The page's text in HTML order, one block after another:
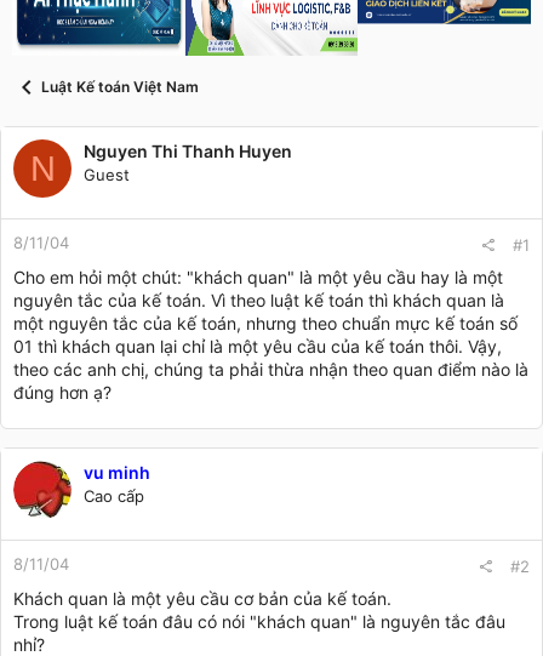
s
a
r
i
Luật Kế toán Việt Nam
N Nguyen Thi Thanh Huyen
Guest
8/11/04 #1
Cho em hỏi một chút: "khách quan" là một yêu cầu hay là một
nguyên tắc của kế toán. Vì theo luật kế toán thì khách quan là
một nguyên tắc của kế toán, nhưng theo chuẩn mực kế toán số
01 thì khách quan lại chỉ là một yêu cầu của kế toán thôi. Vậy,
theo các anh chị, chúng ta phải thừa nhận theo quan điểm nào là
đúng hơn ạ?
vu minh
Cao cấp
8/11/04 #2
Khách quan là một yêu cầu cơ bản của kế toán.
Trong luật kế toán đâu có nói "khách quan" là nguyên tắc đâu
nhỉ?